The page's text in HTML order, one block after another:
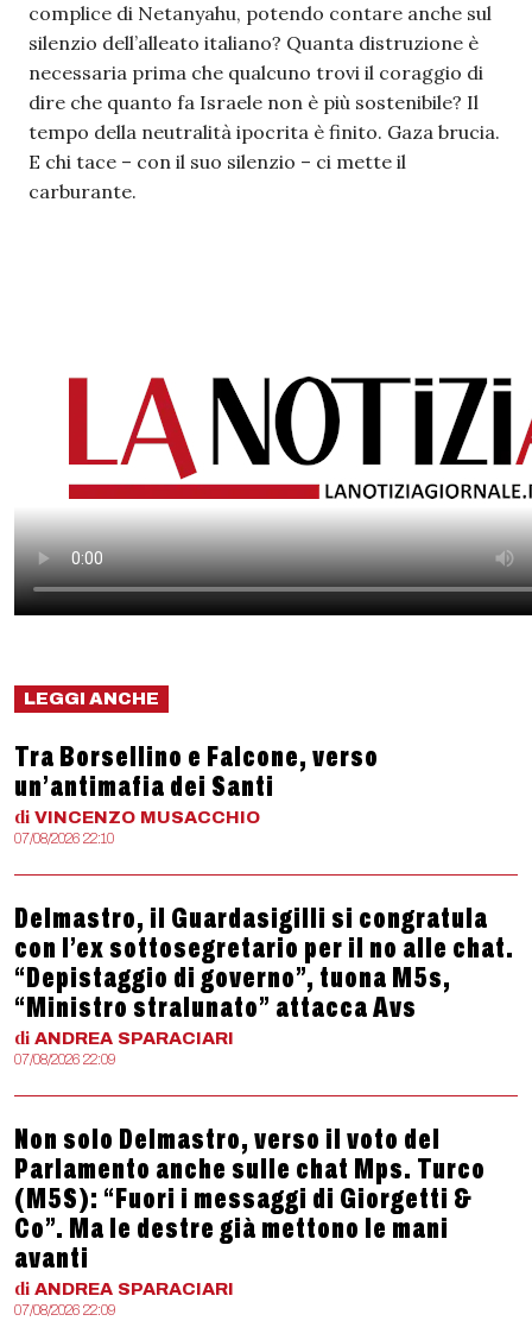
complice di Netanyahu, potendo contare anche sul
silenzio dell’alleato italiano? Quanta distruzione è
necessaria prima che qualcuno trovi il coraggio di
dire che quanto fa Israele non è più sostenibile? Il
tempo della neutralità ipocrita è finito. Gaza brucia.
E chi tace – con il suo silenzio – ci mette il
carburante.
LEGGI ANCHE
Tra Borsellino e Falcone, verso
un’antimafia dei Santi
di VINCENZO MUSACCHIO
07/08/2026 22:10
Delmastro, il Guardasigilli si congratula
con l’ex sottosegretario per il no alle chat.
“Depistaggio di governo”, tuona M5s,
“Ministro stralunato” attacca Avs
di ANDREA SPARACIARI
07/08/2026 22:09
Non solo Delmastro, verso il voto del
Parlamento anche sulle chat Mps. Turco
(M5S): “Fuori i messaggi di Giorgetti &
Co”. Ma le destre già mettono le mani
avanti
di ANDREA SPARACIARI
07/08/2026 22:09